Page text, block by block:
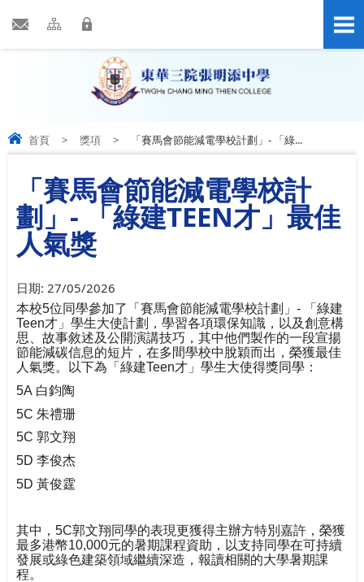
首頁 > 獎項 > 「賽馬會節能減電學校計劃」- 「綠...
「賽馬會節能減電學校計
劃」- 「綠建TEEN才」最佳
人氣獎
日期: 27/05/2026
本校5位同學參加了「賽馬會節能減電學校計劃」 -
「綠建
Teen才」學生大使計劃，學習各項環保知識， 以及創意構
思、故事敘述及公開演講技巧，其中他們製作的一段宣揚
節能減碳信息的短片，在多間學校中脫穎而出，榮獲最佳
人氣獎。
以下為「綠建Teen才」學生大使得獎同學：
5A 白鈞陶
5C 朱禮珊
5C 郭文翔
5D 李俊杰
5D 黃俊霆
其中， 5C郭文翔同學的表現更獲得主辦方特別嘉許，榮獲
最多港幣10,000元的暑期課程資助， 以支持同學在可持續
發展或綠色建築領域繼續深造， 報讀相關的大學暑期課
程。